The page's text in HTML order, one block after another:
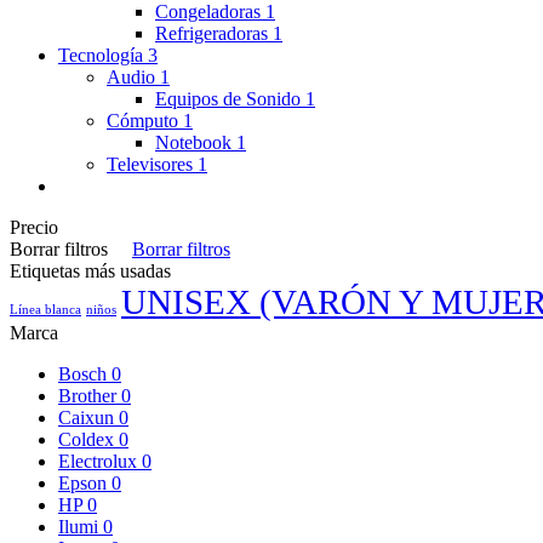
Congeladoras 1
Refrigeradoras 1
Tecnología 3
Audio 1
Equipos de Sonido 1
Cómputo 1
Notebook 1
Televisores 1
Precio
Borrar filtros
Borrar filtros
Etiquetas más usadas
Línea blanca niños UNISEX (VARÓN Y
Marca
Bosch 0
Brother 0
Caixun 0
Coldex 0
Electrolux 0
Epson 0
HP 0
Ilumi 0